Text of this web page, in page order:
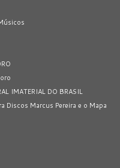
IMATERIAL DO BRASIL
Discos Marcus Pereira e o Mapa